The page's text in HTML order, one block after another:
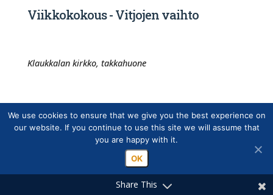
Viikkokokous - Vitjojen vaihto
Klaukkalan kirkko, takkahuone
11.6.2024
Viikkokokous - Syksyn tapahtuman
Share This
We use cookies to ensure that we give you the best experience on
our website. If you continue to use this site we will assume that
you are happy with it.
OK